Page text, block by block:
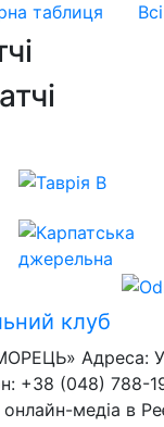
таблиця
клуб
Адреса:
+38 (048) 788-
медіа в